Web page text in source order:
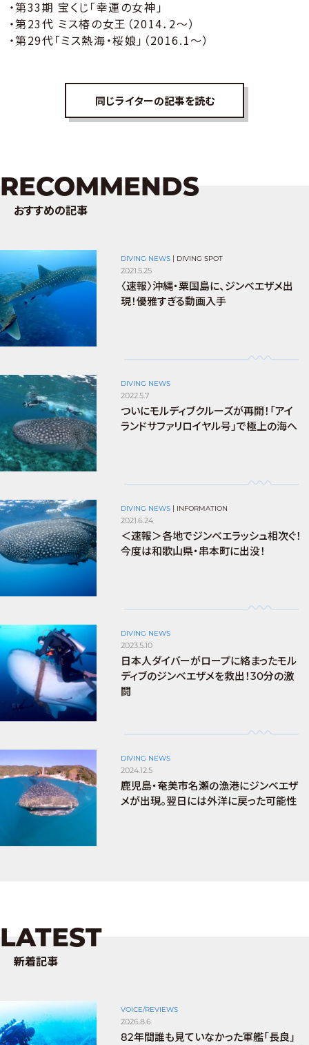
・第33期 宝くじ「幸運の女神」
・第23代 ミス椿の女王（2014．2～）
・第29代「ミス熱海・桜娘」（2016.1～）
同じライターの記事を読む
RECOMMENDS
おすすめの記事
DIVING NEWS DIVING SPOT
2021.5.25
〈速報〉沖縄・粟国島に、ジンベエザメ出
現！優雅すぎる動画入手
DIVING NEWS
2022.5.7
ついにモルディブクルーズが再開！「アイ
ランドサファリロイヤル号」で極上の海へ
DIVING NEWS INFORMATION
2021.6.24
＜速報＞各地でジンベエラッシュ相次ぐ！
今度は和歌山県・串本町に出没！
DIVING NEWS
2023.5.10
日本人ダイバーがロープに絡まったモル
ディブのジンベエザメを救出！30分の激
闘
DIVING NEWS
2024.12.5
鹿児島・奄美市名瀬の漁港にジンベエザ
メが出現。翌日には外洋に戻った可能性
LATEST
新着記事
VOICE/REVIEWS
2026.8.6
82年間誰も見ていなかった軍艦「長良」